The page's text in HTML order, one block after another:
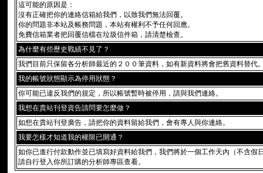
這可能的原因是：
沒有正確把你的連絡信箱給我們，以致我們無法回覆。
你的問題非本站及帳務問題，本站有權利不予任何回應。
免費信箱業者把回覆信檔在垃圾信件箱，請清楚檢查。
為什麼有些歷史戰績不見了？
我們目前只保留各分析師最近的２００筆資料，如有新資料將會把舊資料替代
我的帳號狀態顯示為停用狀態？
你可能已違反我們的規定，所以帳號暫時被停用，請與我們連絡。
我想在貴站刊登資告請問要怎麼做？
如想在貴站刊登廣告，請把你的資料留給我們，會有專人與你連絡。
我要怎樣才知道我的權限已開通？
如你已進行付款動作並已填寫好資料給我們，我們將於一個工作天內（不含假
請自行登入你所訂購的分析師專區查看。